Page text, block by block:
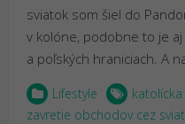
sviatok som šiel do
v kolóne, podobne to je
a poľských hraniciach. A
Lifestyle katolícka
zavretie obchodov cez